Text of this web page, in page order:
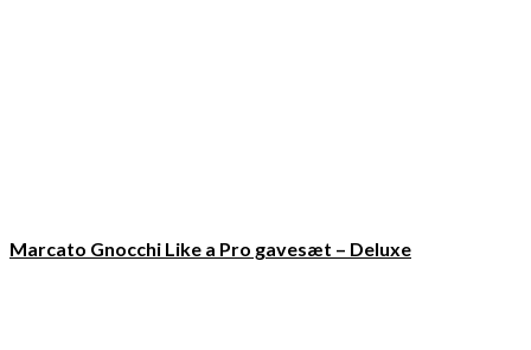
Marcato Gnocchi Like a Pro gavesæt – Deluxe